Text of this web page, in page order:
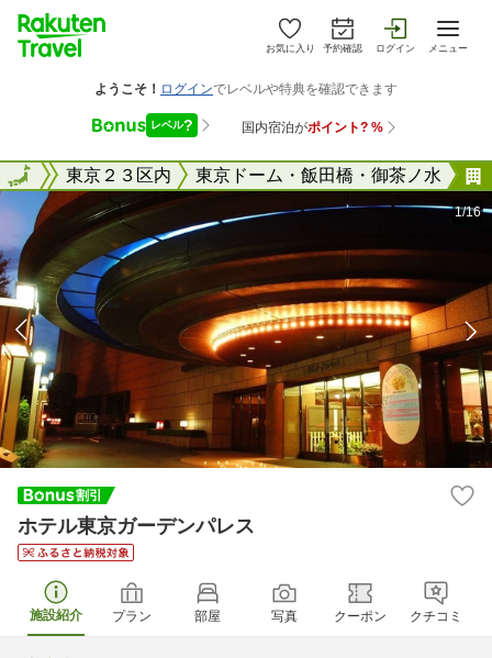
お気に入り 予約確認 ログイン メニュー
京都 東京２３区内 東京ドーム・飯田橋・御茶ノ水
全国
1/16
ホテル東京ガーデンパレス
施設紹介 プラン 部屋 写真 クーポン クチコミ